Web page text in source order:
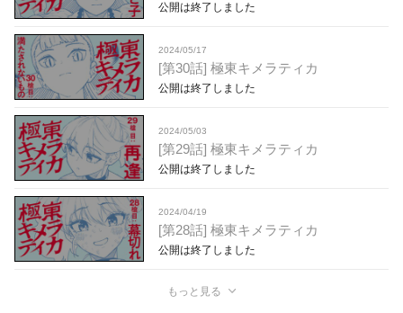
公開は終了しました
2024/05/17
[第30話] 極東キメラティカ
公開は終了しました
2024/05/03
[第29話] 極東キメラティカ
公開は終了しました
2024/04/19
[第28話] 極東キメラティカ
公開は終了しました
もっと見る